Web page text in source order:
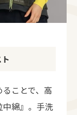
ことで、高
綿』。手洗